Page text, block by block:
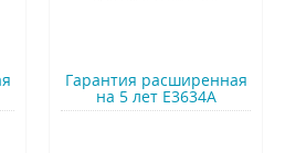
Гарантия расширенная
на 5 лет E3634A